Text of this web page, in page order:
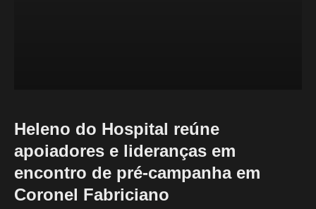
Heleno do Hospital reúne
apoiadores e lideranças em
encontro de pré-campanha em
Coronel Fabriciano